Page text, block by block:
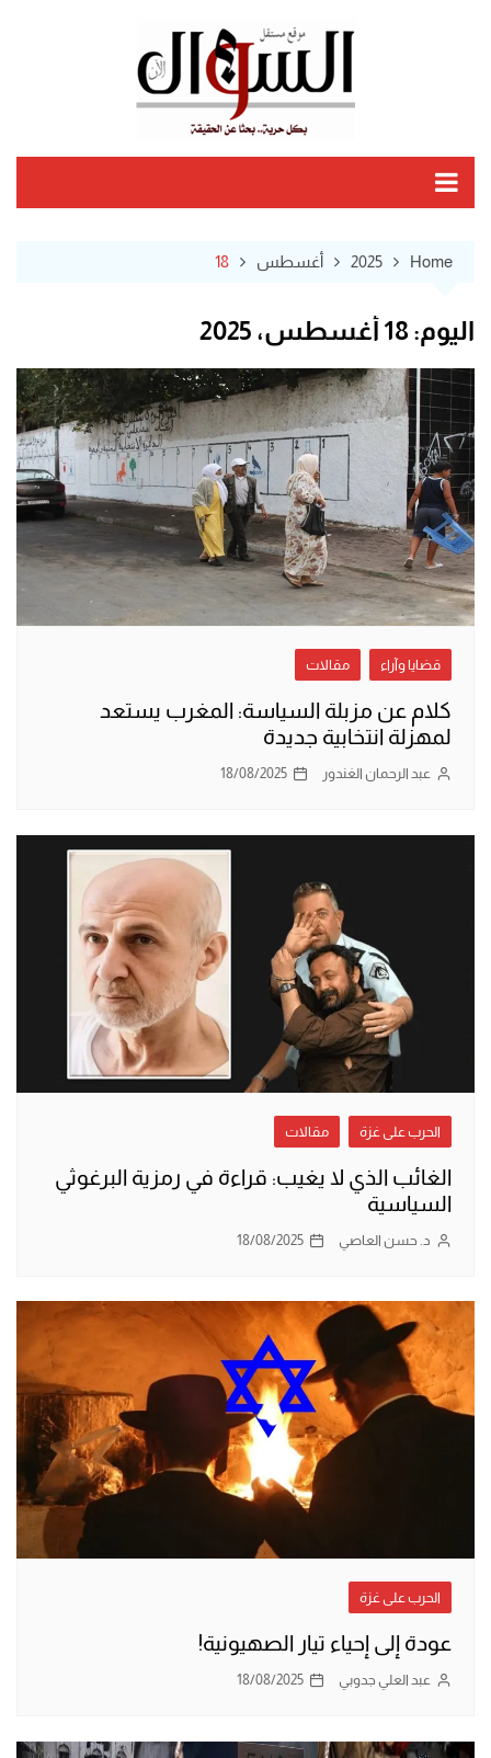
Home
2025 أغسطس 18
اليوم:18 أغسطس، 2025
قضايا وآراء مقالات
كلام عن مزبلة السياسة: المغرب يستعد
لمهزلة انتخابية جديدة
عبد الرحمان الغندور 18/08/2025
الحرب على غزة مقالات
الغائب الذي لا يغيب: قراءة في رمزية البرغوثي
السياسية
د. حسن العاصي 18/08/2025
الحرب على غزة
عودة إلى إحياء تيار الصهيونية!
عبد العلي جدوبي 18/08/2025